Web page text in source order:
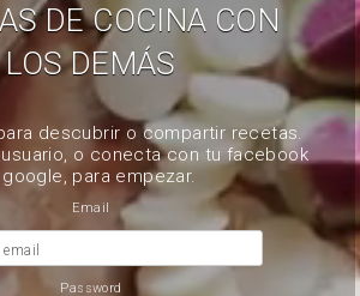
DE COCINA CON
LOS DEMÁS
descubrir o compartir recetas.
usuario, o conecta con tu facebook
para empezar.
Email
Password